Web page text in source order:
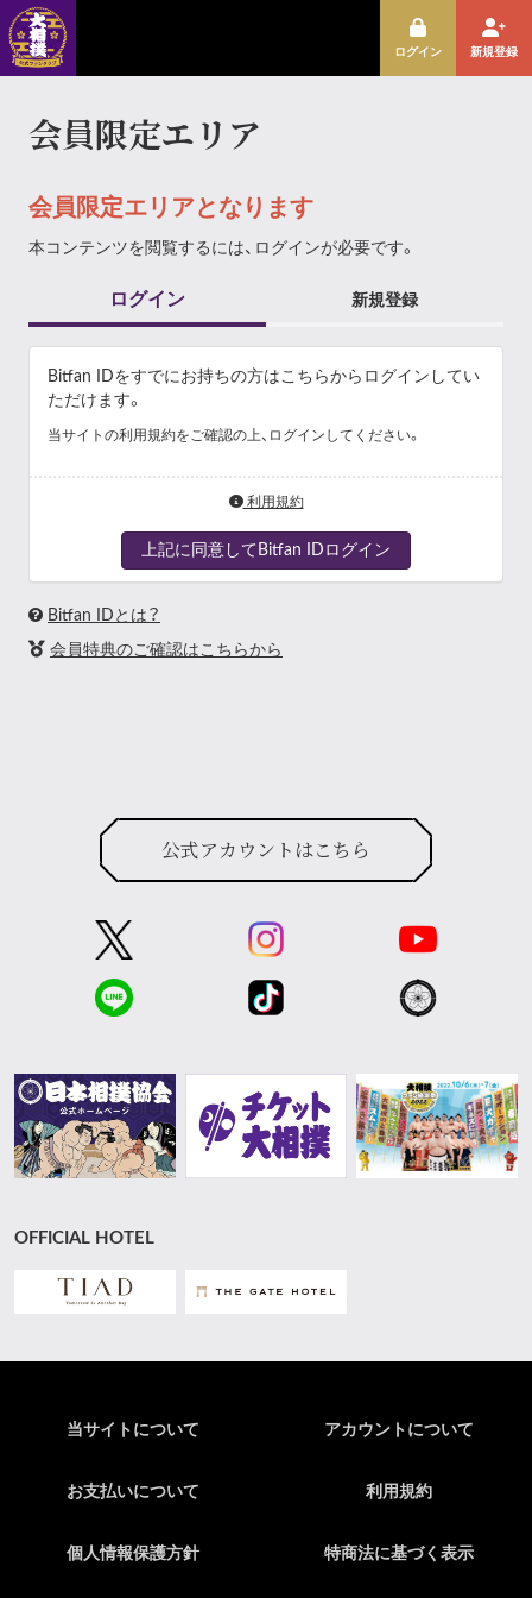
ログイン 新規登録
会員限定エリア
会員限定エリアとなります
本コンテンツを閲覧するには、ログインが必要です。
ログイン 新規登録
Bitfan IDをすでにお持ちの方はこちらからログインしてい
ただけます。
当サイトの利用規約をご確認の上、ログインしてください。
利用規約
上記に同意してBitfan IDログイン
Bitfan IDとは？
会員特典のご確認はこちらから
公式アカウントはこちら
OFFICIAL HOTEL
当サイトについて アカウントについて
お支払いについて 利用規約
個人情報保護方針 特商法に基づく表示